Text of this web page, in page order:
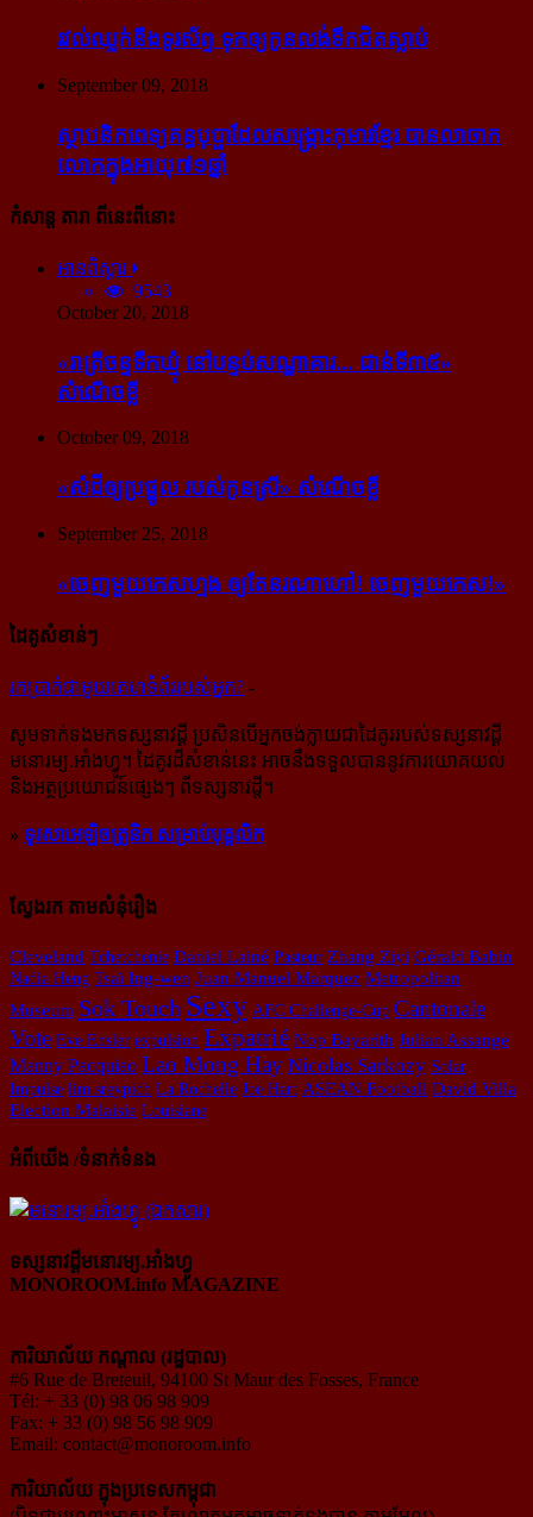
រវល់​ឈ្លក់​នឹង​ទូរស័ព្ទ ទុក​ឲ្យ​កូន​លង់​ទឹក​ជិត​ស្លាប់
September 09, 2018
ស្ថាបនិក​ពេទ្យ​គន្ធបុប្ផា​ដែល​សង្គ្រោះ​កុមារ​ខ្មែរ​ បាន​លាចាក​
លោក​ក្នុង​អាយុ​៧១ឆ្នាំ
កំសាន្ដ តារា ពីនេះពីនោះ
អានពិស្ដារ
9543
October 20, 2018
«រាត្រីចន្ទទឹកឃ្មុំ នៅបន្ទប់សណ្ឋាគារ... ជាន់ទី៣៥»
សំណើចខ្លី
October 09, 2018
«សំដី​ឲ្យ​ប្រផ្នូល របស់​កូនស្រី» សំណើចខ្លី
September 25, 2018
«ចេញ​មួយ​កេស​ហ្មង ឲ្យ​តែ​នរណា​ហៅ! ចេញ​មួយ​កេស!»
ដៃគូសំខាន់ៗ
រក​​ប្រាក់​​ជា​​មួយ​​គេហទំព័រ​​របស់​​អ្នក? -
សូម​ទាក់ទង​មក​ទស្សនាវដ្ដី ប្រសិន​បើ​អ្នក​ចង់​ក្លាយ​ជា​ដៃគូរ​របស់​ទស្សនាវដ្ដី​
មនោរម្យ.អាំងហ្វូ។ ដៃ​គូរ​ដ៏​សំខាន់​នេះ អាច​នឹង​ទទួល​បាន​នូវ​ការ​យោគយល់
និង​អត្ថ​ប្រយោជន៍​ផ្សេងៗ ពីទស្សនាវដ្ដី។
» ទូរសាអេឡិចត្រូនិក សម្រាប់បុគ្គលិក
ស្វែងរក តាមសំនុំរឿង
Cleveland Tchetchenie Daniel Lainé Pasteur Zhang Ziyi Gérald Babin
Nadia Heng Tsaï Ing-wen Juan Manuel Marquez Metropolitan
Museum Sok Touch Sexy AFC Challenge-Cup Cantonale
Vote Eve Ensler expulsion Expatrié Nop Bayarith Julian Assange
Manny Pacquiao Lao Mong Hay Nicolas Sarkozy Solar
Impulse lim sreypich La Rochelle Joe Hart ASEAN Football David Villa
Election Malaisie Louisiane
អំពីយើង /ទំនាក់ទំនង
ទស្សនាវដ្ដីមនោរម្យ.អាំងហ្វូ
MONOROOM.info MAGAZINE
ការិយាល័យ កណ្ដាល (រដ្ឋបាល)
#6 Rue de Breteuil, 94100 St Maur des Fosses, France
Tél: + 33 (0) 98 06 98 909
Fax: + 33 (0) 98 56 98 909
Email: contact@monoroom.info
ការិយាល័យ ក្នុង​ប្រទេស​កម្ពុជា